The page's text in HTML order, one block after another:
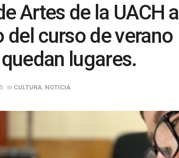
Artes de la UACH a
curso de verano
lugares.
in CULTURA NOTICIA